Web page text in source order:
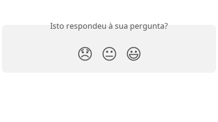
Isto respondeu à sua pergunta?
😞 😐 😃